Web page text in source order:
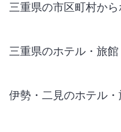
三重県の市区町村か
三重県のホテル・旅
伊勢・二見のホテル